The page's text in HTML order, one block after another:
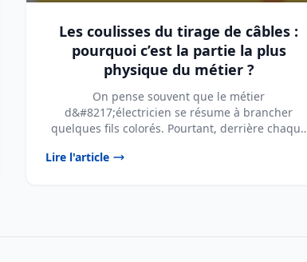
Les coulisses du tirage de câbles :
pourquoi c’est la partie la plus
physique du métier ?
On pense souvent que le métier
d&#8217;électricien se résume à brancher
quelques fils colorés. Pourtant, derrière chaque
Lire l'article